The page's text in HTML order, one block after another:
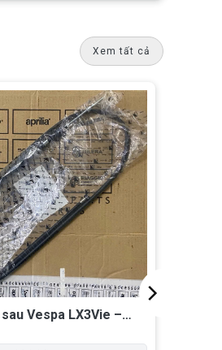
Xem tất cả
Vespa LX3Vie –